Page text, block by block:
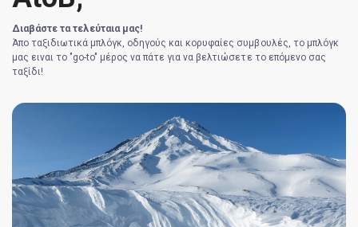
Διαβάστε τα τελεύταια μας!
Άπο ταξιδιωτικά μπλόγκ, οδηγούς και κορυφαίες συμβουλές, το μπλόγκ
μας ειναι το "go-to" μέρος να πάτε για να βελτιώσετε το επόμενο σας
ταξίδι!